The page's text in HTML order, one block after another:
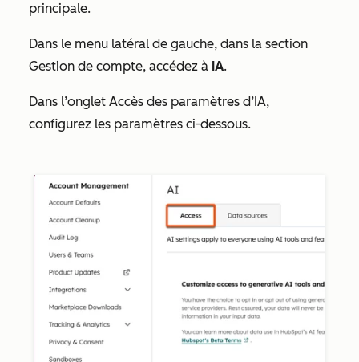
principale.
Dans le menu latéral de gauche, dans la section
Gestion de compte, accédez à IA.
Dans l’onglet Accès des paramètres d’IA,
configurez les paramètres ci-dessous.